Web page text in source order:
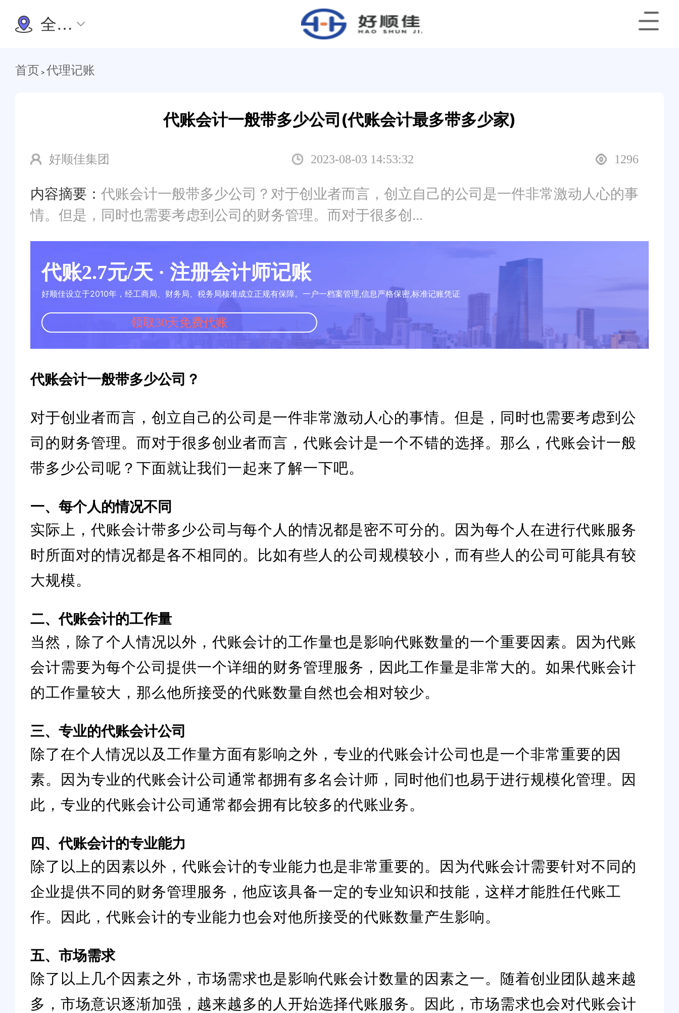
全国办理
首页 > 代理记账
代账会计一般带多少公司(代账会计最多带多少家)
好顺佳集团 2023-08-03 14:53:32 1296
内容摘要： 代账会计一般带多少公司？对于创业者而言，创立自己的公司是一件非常激动人心的事
情。但是，同时也需要考虑到公司的财务管理。而对于很多创...
代账2.7元/天 · 注册会计师记账
好顺佳设立于2010年，经工商局、财务局、税务局核准成立正规有保障。一户一档案管理,信息严格保密,标准记账凭证
领取30天免费代账
代账会计一般带多少公司？
对于创业者而言，创立自己的公司是一件非常激动人心的事情。但是，同时也需要考虑到公
司的财务管理。而对于很多创业者而言，代账会计是一个不错的选择。那么，代账会计一般
带多少公司呢？下面就让我们一起来了解一下吧。
一、每个人的情况不同
实际上，代账会计带多少公司与每个人的情况都是密不可分的。因为每个人在进行代账服务
时所面对的情况都是各不相同的。比如有些人的公司规模较小，而有些人的公司可能具有较
大规模。
二、代账会计的工作量
当然，除了个人情况以外，代账会计的工作量也是影响代账数量的一个重要因素。因为代账
会计需要为每个公司提供一个详细的财务管理服务，因此工作量是非常大的。如果代账会计
的工作量较大，那么他所接受的代账数量自然也会相对较少。
三、专业的代账会计公司
除了在个人情况以及工作量方面有影响之外，专业的代账会计公司也是一个非常重要的因
素。因为专业的代账会计公司通常都拥有多名会计师，同时他们也易于进行规模化管理。因
此，专业的代账会计公司通常都会拥有比较多的代账业务。
四、代账会计的专业能力
除了以上的因素以外，代账会计的专业能力也是非常重要的。因为代账会计需要针对不同的
企业提供不同的财务管理服务，他应该具备一定的专业知识和技能，这样才能胜任代账工
作。因此，代账会计的专业能力也会对他所接受的代账数量产生影响。
五、市场需求
除了以上几个因素之外，市场需求也是影响代账会计数量的因素之一。随着创业团队越来越
多，市场意识逐渐加强，越来越多的人开始选择代账服务。因此，市场需求也会对代账会计